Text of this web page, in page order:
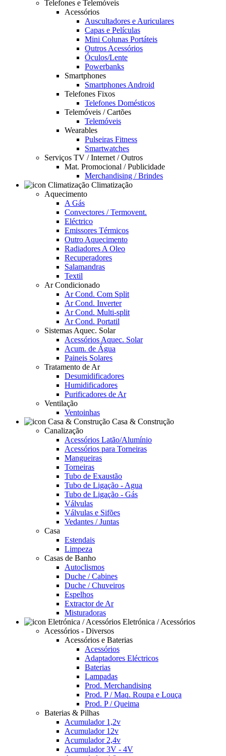
Telefones e Telemóveis
Acessórios
Auscultadores e Auriculares
Capas e Películas
Mini Colunas Portáteis
Outros Acessórios
Óculos/Lente
Powerbanks
Smartphones
Smartphones Android
Telefones Fixos
Telefones Domésticos
Telemóveis / Cartões
Telemóveis
Wearables
Pulseiras Fitness
Smartwatches
Serviços TV / Internet / Outros
Mat. Promocional / Publicidade
Merchandising / Brindes
Climatização
Aquecimento
A Gás
Convectores / Termovent.
Eléctrico
Emissores Térmicos
Outro Aquecimento
Radiadores A Oleo
Recuperadores
Salamandras
Textil
Ar Condicionado
Ar Cond. Com Split
Ar Cond. Inverter
Ar Cond. Multi-split
Ar Cond. Portatil
Sistemas Aquec. Solar
Acessórios Aquec. Solar
Acum. de Água
Paineis Solares
Tratamento de Ar
Desumidificadores
Humidificadores
Purificadores de Ar
Ventilação
Ventoinhas
Casa & Construção
Canalização
Acessórios Latão/Alumínio
Acessórios para Torneiras
Mangueiras
Torneiras
Tubo de Exaustão
Tubo de Ligação - Agua
Tubo de Ligação - Gás
Válvulas
Válvulas e Sifões
Vedantes / Juntas
Casa
Estendais
Limpeza
Casas de Banho
Autoclismos
Duche / Cabines
Duche / Chuveiros
Espelhos
Extractor de Ar
Misturadoras
Eletrónica / Acessórios
Acessórios - Diversos
Acessórios e Baterias
Acessórios
Adaptadores Eléctricos
Baterias
Lampadas
Prod. Merchandising
Prod. P / Maq. Roupa e Louça
Prod. P / Queima
Baterias & Pilhas
Acumulador 1,2v
Acumulador 12v
Acumulador 2,4v
Acumulador 3V - 4V